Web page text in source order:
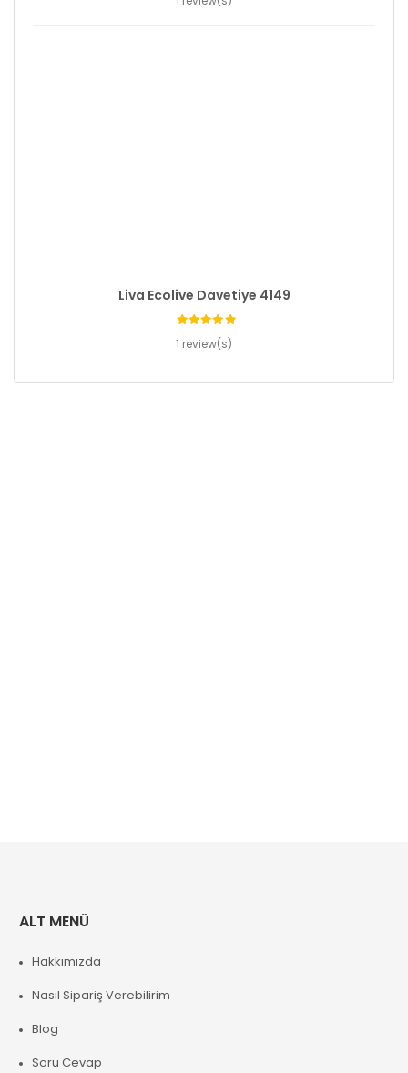
Liva Ecolive Davetiye 4149
1 review(s)
ALT MENÜ
Hakkımızda
Nasıl Sipariş Verebilirim
Blog
Soru Cevap